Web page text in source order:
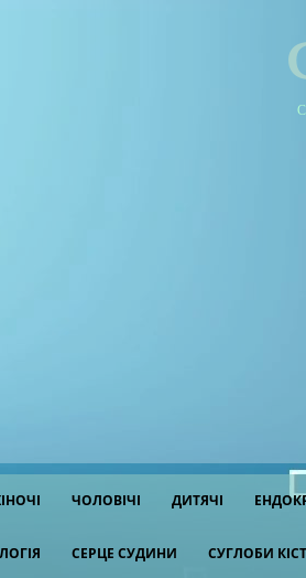
ЧОЛОВІЧІ ДИТЯЧІ
СЕРЦЕ СУДИНИ СУГЛОБИ